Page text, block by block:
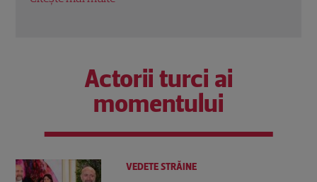
Actorii turci ai
momentului
VEDETE STRĂINE